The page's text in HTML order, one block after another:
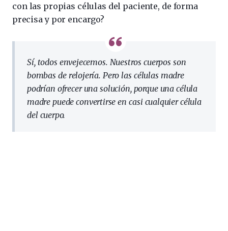
con las propias células del paciente, de forma
precisa y por encargo?
Sí, todos envejecemos. Nuestros cuerpos son
bombas de relojería. Pero las células madre
podrían ofrecer una solución, porque una célula
madre puede convertirse en casi cualquier célula
del cuerpo.